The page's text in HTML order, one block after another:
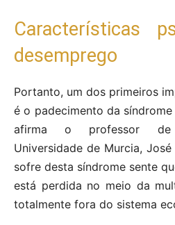
Características
desemprego
Portanto, um dos primeiros
é o padecimento da
afirma o professor de
Universidade de Murcia,
sofre desta síndrome sente
está perdida no meio da
totalmente fora do sistema